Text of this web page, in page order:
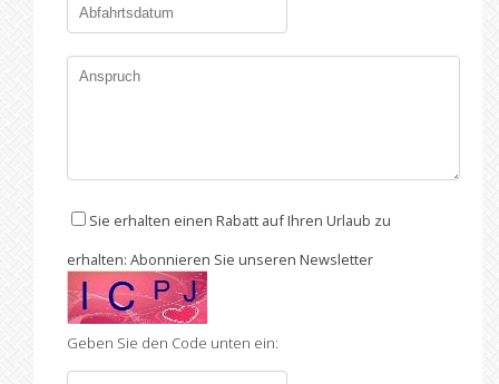
Sie erhalten einen Rabatt auf Ihren Urlaub zu
erhalten: Abonnieren Sie unseren Newsletter
Geben Sie den Code unten ein: